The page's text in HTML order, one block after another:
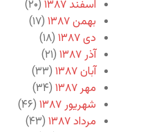
اسفند ۱۳۸۷
(۲۰)
بهمن ۱۳۸۷
(۱۷)
دی ۱۳۸۷
(۱۸)
آذر ۱۳۸۷
(۲۱)
آبان ۱۳۸۷
(۳۳)
مهر ۱۳۸۷
(۳۴)
شهریور ۱۳۸۷
(۴۶)
مرداد ۱۳۸۷
(۴۳)